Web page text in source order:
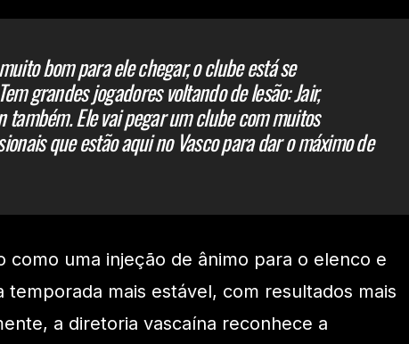
bom para ele chegar, o clube está se
grandes jogadores voltando de lesão: Jair,
também. Ele vai pegar um clube com muitos
que estão aqui no Vasco para dar o máximo de
como uma injeção de ânimo para o elenco e
temporada mais estável, com resultados mais
a diretoria vascaína reconhece a